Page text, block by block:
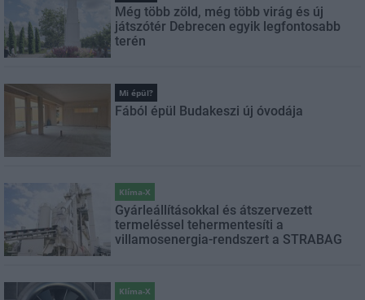
Még több zöld, még több virág és új
játszótér Debrecen egyik legfontosabb
terén
Mi épül?
Fából épül Budakeszi új óvodája
Klíma-X
Gyárleállításokkal és átszervezett
termeléssel tehermentesíti a
villamosenergia-rendszert a STRABAG
Klíma-X